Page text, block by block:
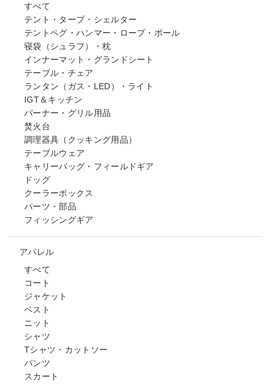
すべて
テント・タープ・シェルター
テントペグ・ハンマー・ロープ・ポール
寝袋（シュラフ）・枕
インナーマット・グランドシート
テーブル・チェア
ランタン（ガス・LED）・ライト
IGT＆キッチン
バーナー・グリル用品
焚火台
調理器具（クッキング用品）
テーブルウェア
キャリーバッグ・フィールドギア
ドッグ
クーラーボックス
パーツ・部品
フィッシングギア
アパレル
すべて
コート
ジャケット
ベスト
ニット
シャツ
Tシャツ・カットソー
パンツ
スカート